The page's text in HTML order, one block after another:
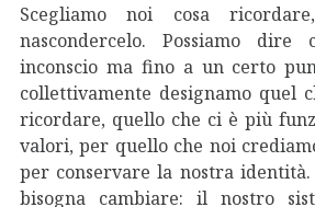
Scegliamo noi cosa
nascondercelo. Possiamo
inconscio ma fino a un certo
collettivamente designamo quel
ricordare, quello che ci è più
valori, per quello che noi
per conservare la nostra
bisogna cambiare: il nostro